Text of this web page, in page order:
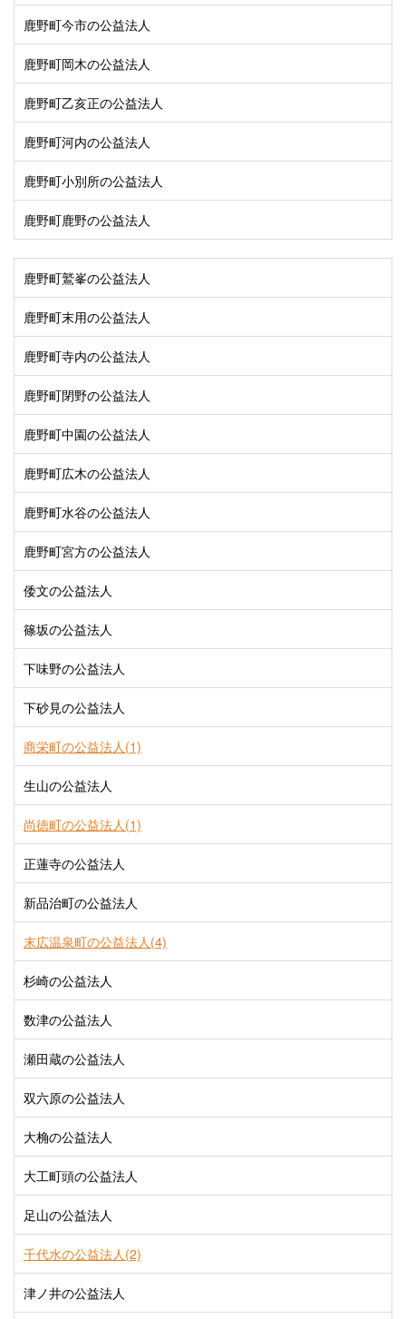
鹿野町今市の公益法人
鹿野町岡木の公益法人
鹿野町乙亥正の公益法人
鹿野町河内の公益法人
鹿野町小別所の公益法人
鹿野町鹿野の公益法人
鹿野町鷲峯の公益法人
鹿野町末用の公益法人
鹿野町寺内の公益法人
鹿野町閉野の公益法人
鹿野町中園の公益法人
鹿野町広木の公益法人
鹿野町水谷の公益法人
鹿野町宮方の公益法人
倭文の公益法人
篠坂の公益法人
下味野の公益法人
下砂見の公益法人
商栄町の公益法人(1)
生山の公益法人
尚徳町の公益法人(1)
正蓮寺の公益法人
新品治町の公益法人
末広温泉町の公益法人(4)
杉崎の公益法人
数津の公益法人
瀬田蔵の公益法人
双六原の公益法人
大桷の公益法人
大工町頭の公益法人
足山の公益法人
千代水の公益法人(2)
津ノ井の公益法人